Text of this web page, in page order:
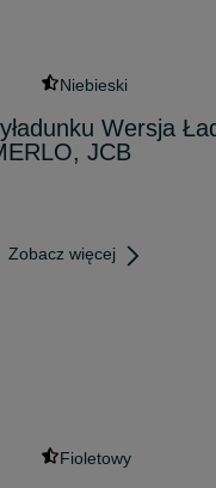
Niebieski
Wersja
JCB
Zobacz więcej
Fioletowy